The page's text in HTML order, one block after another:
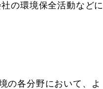
の環境保全活動などに
の各分野において、よ